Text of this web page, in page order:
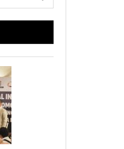
Por Falta De
mayo, 2021
Y Efectos’ Por